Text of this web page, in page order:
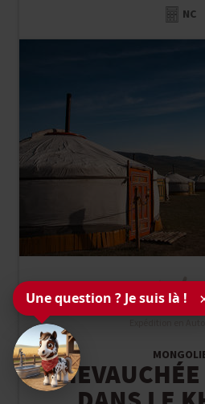
NC
Une question ? Je suis là !